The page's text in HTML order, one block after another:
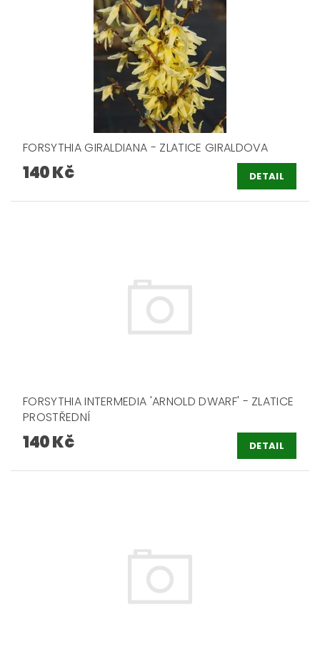
FORSYTHIA GIRALDIANA - ZLATICE GIRALDOVA
140 Kč DETAIL
FORSYTHIA INTERMEDIA 'ARNOLD DWARF' - ZLATICE
PROSTŘEDNÍ
140 Kč DETAIL